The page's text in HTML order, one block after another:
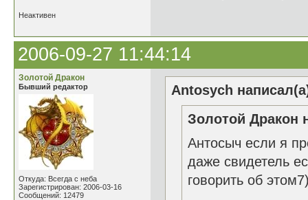
Неактивен
2006-09-27 11:44:14
Золотой Дракон
Бывший редактор
Откуда: Всегда с неба
Зарегистрирован: 2006-03-16
Сообщений: 12479
Antosych
Золотой Дракон
Антосыч если я
даже свидетель
говорить об